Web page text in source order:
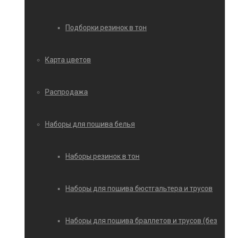
Подборки резинок в тон
Карта цветов
Распродажа
Наборы для пошива белья
Наборы резинок в тон
Наборы для пошива бюстгальтера и трусов
Наборы для пошива браллетов и трусов (без